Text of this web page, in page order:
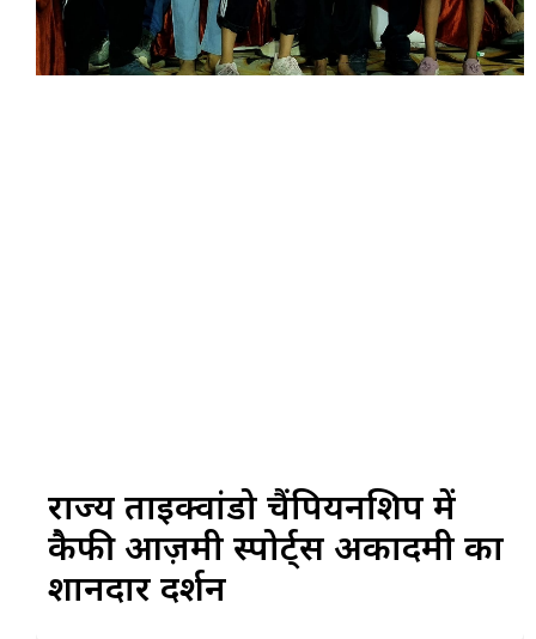
राज्य ताइक्वांडो चैंपियनशिप में
कैफी आज़मी स्पोर्ट्स अकादमी का
शानदार प्रदर्शन